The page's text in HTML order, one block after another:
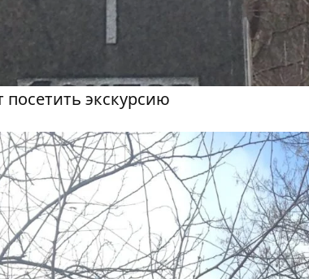
экскурсию